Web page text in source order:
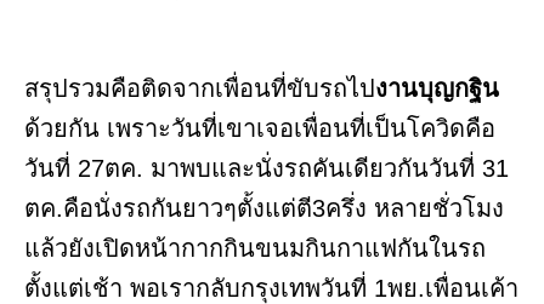
สรุปรวมคือติดจากเพื่อนที่ขับรถไปงานบุญกฐิน
ด้วยกัน เพราะวันที่เขาเจอเพื่อนที่เป็นโควิดคือ
วันที่ 27ตค. มาพบและนั่งรถคันเดียวกันวันที่ 31
ตค.คือนั่งรถกันยาวๆตั้งแต่ตี3ครึ่ง หลายชั่วโมง
แล้วยังเปิดหน้ากากกินขนมกินกาแฟกันในรถ
ตั้งแต่เช้า พอเรากลับกรุงเทพวันที่ 1พย.เพื่อนเค้า